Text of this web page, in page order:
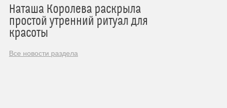
Наташа Королева раскрыла
простой утренний ритуал для
красоты
Все новости раздела